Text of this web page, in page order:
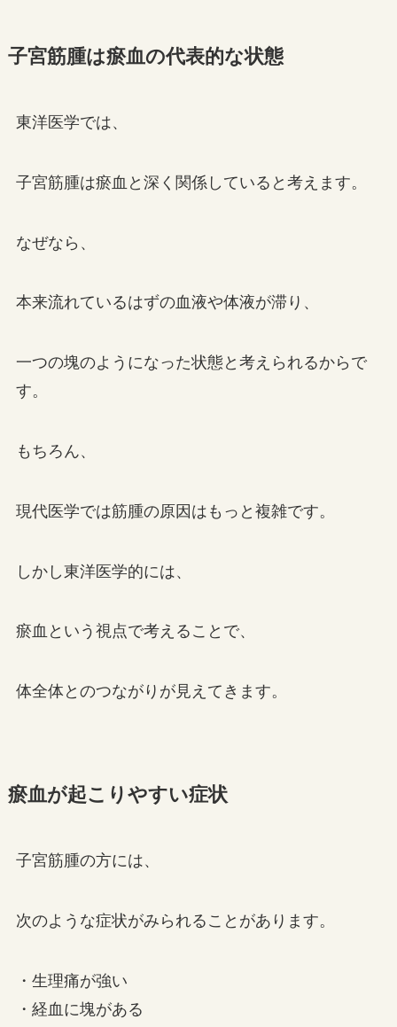
子宮筋腫は瘀血の代表的な状態
東洋医学では、
子宮筋腫は瘀血と深く関係していると考えます。
なぜなら、
本来流れているはずの血液や体液が滞り、
一つの塊のようになった状態と考えられるからで
す。
もちろん、
現代医学では筋腫の原因はもっと複雑です。
しかし東洋医学的には、
瘀血という視点で考えることで、
体全体とのつながりが見えてきます。
瘀血が起こりやすい症状
子宮筋腫の方には、
次のような症状がみられることがあります。
・生理痛が強い
・経血に塊がある